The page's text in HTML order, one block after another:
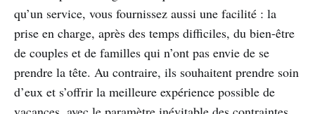
qu’un service, vous fournissez aussi une facilité : la
prise en charge, après des temps difficiles, du bien-être
de couples et de familles qui n’ont pas envie de se
prendre la tête. Au contraire, ils souhaitent prendre soin
d’eux et s’offrir la meilleure expérience possible de